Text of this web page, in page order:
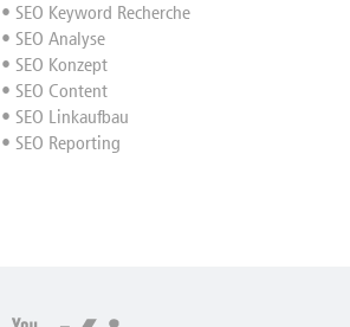
SEO Keyword Recherche
SEO Analyse
SEO Konzept
SEO Content
SEO Linkaufbau
SEO Reporting